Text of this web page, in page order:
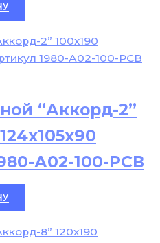
“Аккорд-2”
А02-100-РСВ